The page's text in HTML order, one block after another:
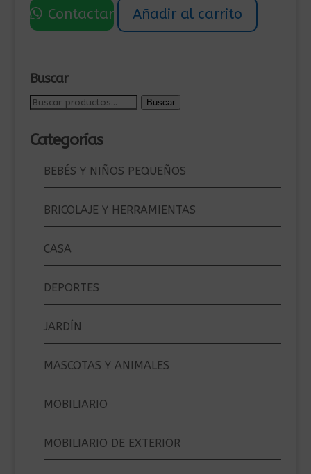
original
era:
actual
es:
Contactar Añadir al carrito
Buscar
Buscar
Buscar
Categorías
BEBÉS Y NIÑOS PEQUEÑOS
BRICOLAJE Y HERRAMIENTAS
CASA
DEPORTES
JARDÍN
MASCOTAS Y ANIMALES
MOBILIARIO
MOBILIARIO DE EXTERIOR